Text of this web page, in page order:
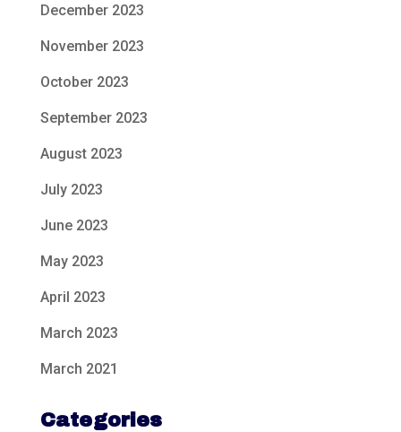
December 2023
November 2023
October 2023
September 2023
August 2023
July 2023
June 2023
May 2023
April 2023
March 2023
March 2021
Categories